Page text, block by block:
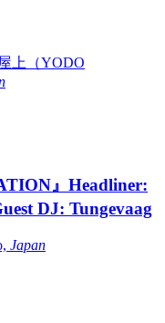
上（YODO
』Headliner:
DJ: Tungevaag
Japan